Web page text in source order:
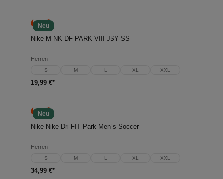
Neu
Nike M NK DF PARK VIII JSY SS
Herren
S M L XL XXL
19,99 €*
Neu
Nike Nike Dri-FIT Park Men"s Soccer
Herren
S M L XL XXL
34,99 €*